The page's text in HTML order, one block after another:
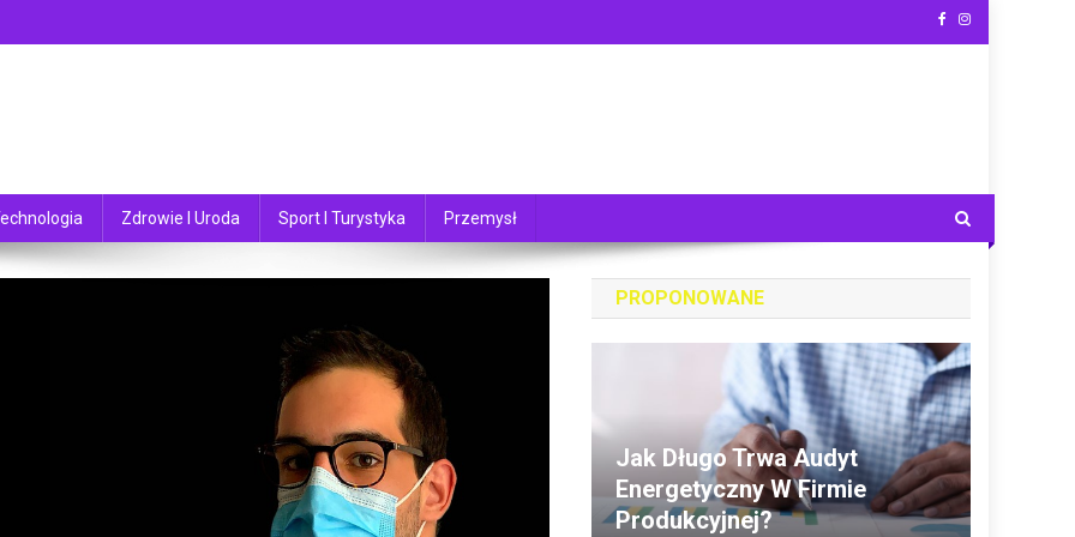
Zdrowie I Uroda Sport I Turystyka Przemysł
PROPONOWANE
Jak Długo Trwa Audyt
Energetyczny W Firmie
Produkcyjnej?